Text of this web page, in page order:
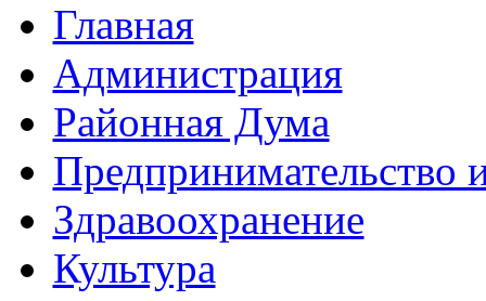
Главная
Администрация
Районная Дума
Предпринимательство
Здравоохранение
Культура